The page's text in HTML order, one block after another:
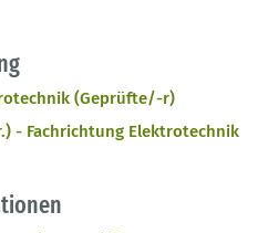
(Geprüfte/-r)
- Fachrichtung Elektrotechnik